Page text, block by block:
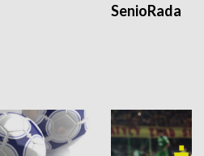
SenioRada